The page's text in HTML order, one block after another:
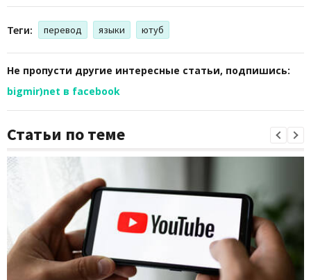
Теги: перевод языки ютуб
Не пропусти другие интересные статьи, подпишись:
bigmir)net в facebook
Статьи по теме